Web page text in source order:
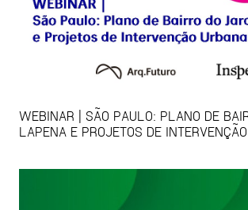
WEBINAR | SÃO PAULO: PLANO DE
LAPENA E PROJETOS DE